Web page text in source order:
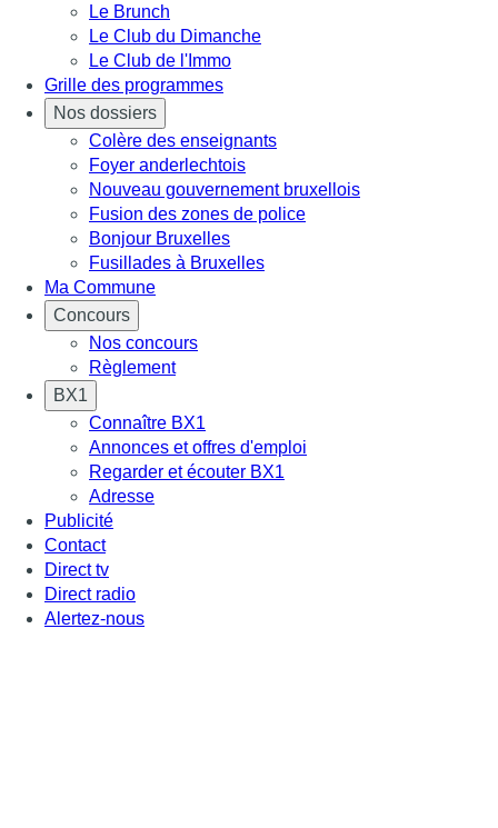
Le Brunch
Le Club du Dimanche
Le Club de l'Immo
Grille des programmes
Nos dossiers
Colère des enseignants
Foyer anderlechtois
Nouveau gouvernement bruxellois
Fusion des zones de police
Bonjour Bruxelles
Fusillades à Bruxelles
Ma Commune
Concours
Nos concours
Règlement
BX1
Connaître BX1
Annonces et offres d'emploi
Regarder et écouter BX1
Adresse
Publicité
Contact
Direct tv
Direct radio
Alertez-nous